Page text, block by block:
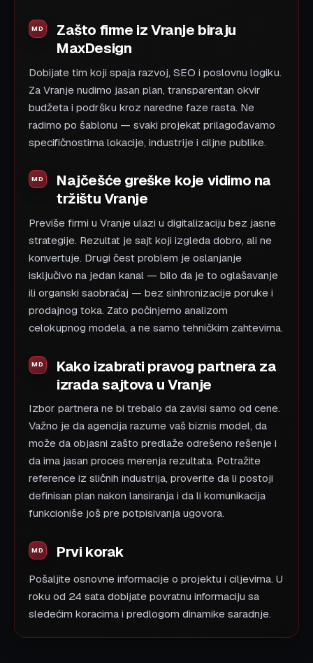
Zašto firme iz Vranje biraju
MaxDesign
Dobijate tim koji spaja razvoj, SEO i poslovnu logiku.
Za Vranje nudimo jasan plan, transparentan okvir
budžeta i podršku kroz naredne faze rasta. Ne
radimo po šablonu — svaki projekat prilagođavamo
specifičnostima lokacije, industrije i ciljne publike.
Najčešće greške koje vidimo na
tržištu Vranje
Previše firmi u Vranje ulazi u digitalizaciju bez jasne
strategije. Rezultat je sajt koji izgleda dobro, ali ne
konvertuje. Drugi čest problem je oslanjanje
isključivo na jedan kanal — bilo da je to oglašavanje
ili organski saobraćaj — bez sinhronizacije poruke i
prodajnog toka. Zato počinjemo analizom
celokupnog modela, a ne samo tehničkim zahtevima.
Kako izabrati pravog partnera za
izrada sajtova u Vranje
Izbor partnera ne bi trebalo da zavisi samo od cene.
Važno je da agencija razume vaš biznis model, da
može da objasni zašto predlaže odrešeno rešenje i
da ima jasan proces merenja rezultata. Potražite
reference iz sličnih industrija, proverite da li postoji
definisan plan nakon lansiranja i da li komunikacija
funkcioniše još pre potpisivanja ugovora.
Prvi korak
Pošaljite osnovne informacije o projektu i ciljevima. U
roku od 24 sata dobijate povratnu informaciju sa
sledećim koracima i predlogom dinamike saradnje.